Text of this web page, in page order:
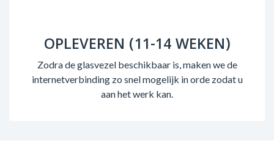
OPLEVEREN (11-14 WEKEN)
Zodra de glasvezel beschikbaar is, maken we de
internetverbinding zo snel mogelijk in orde zodat u
aan het werk kan.